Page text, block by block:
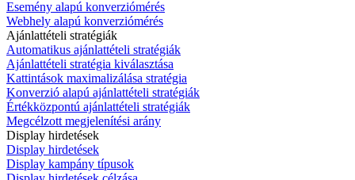
Esemény alapú konverziómérés
Webhely alapú konverziómérés
Ajánlattételi stratégiák
Automatikus ajánlattételi stratégiák
Ajánlattételi stratégia kiválasztása
Kattintások maximalizálása stratégia
Konverzió alapú ajánlattételi stratégiák
Értékközpontú ajánlattételi stratégiák
Megcélzott megjelenítési arány
Display hirdetések
Display hirdetések
Display kampány típusok